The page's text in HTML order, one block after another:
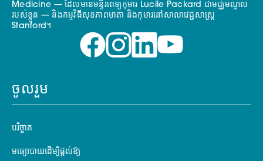
Medicine — ដែលមានមន្ទីរពេទ្យកុមារ Lucile Packard ជាមជ្ឈមណ្ឌល
របស់ខ្លួន — និងកម្មវិធីសុខភាពមាតា និងកុមារនៅសាលាវេជ្ជសាស្ត្រ
Stanford។
ចូលរួម
បរិច្ចាគ
មធ្យោបាយដើម្បីផ្តល់ឱ្យ